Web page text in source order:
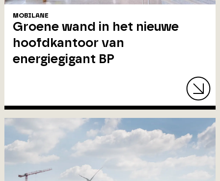
MOBILANE
Groene wand in het nieuwe
hoofdkantoor van
energiegigant BP